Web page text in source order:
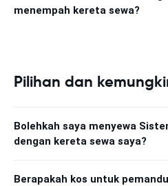
menempah kereta sewa?
Pilihan dan
Bolehkah saya menyewa
dengan kereta sewa saya?
Berapakah kos untuk